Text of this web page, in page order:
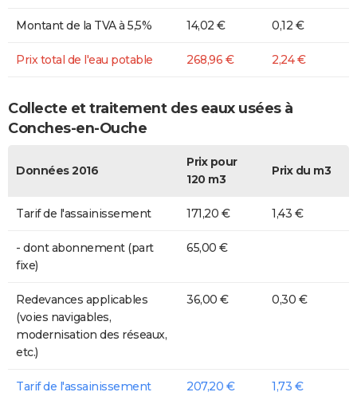
Montant de la TVA à 5,5% 14,02 € 0,12 €
Prix total de l'eau potable 268,96 € 2,24 €
Collecte et traitement des eaux usées à
Conches-en-Ouche
Données 2016
Prix pour
120 m3
Prix du m3
Tarif de l'assainissement 171,20 € 1,43 €
- dont abonnement (part
fixe)
65,00 €
Redevances applicables
(voies navigables,
modernisation des réseaux,
etc.)
36,00 € 0,30 €
Tarif de l'assainissement
207,20 € 1,73 €